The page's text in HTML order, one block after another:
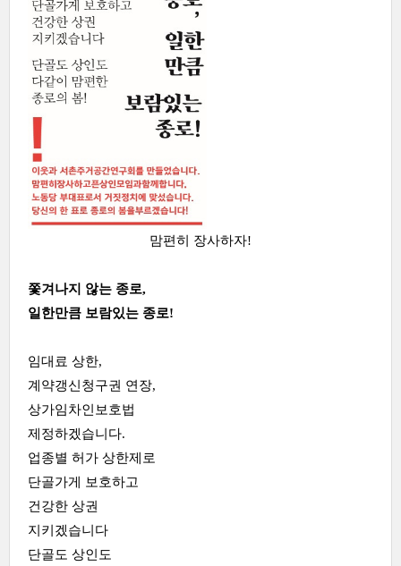
맘편히 장사하자!
쫓겨나지 않는 종로,
일한만큼 보람있는 종로!
임대료 상한,
계약갱신청구권 연장,
상가임차인보호법
제정하겠습니다.
업종별 허가 상한제로
단골가게 보호하고
건강한 상권
지키겠습니다
단골도 상인도